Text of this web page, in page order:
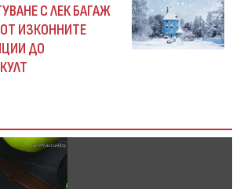
С ЛЕК БАГАЖ
ИЗКОННИТЕ
ДО